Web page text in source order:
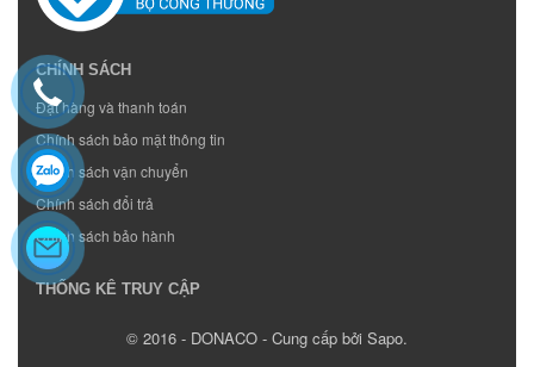
CHÍNH SÁCH
Đặt hàng và thanh toán
Chính sách bảo mật thông tin
Chính sách vận chuyển
Chính sách đổi trả
Chính sách bảo hành
THỐNG KÊ TRUY CẬP
© 2016 - DONACO - Cung cấp bởi Sapo.